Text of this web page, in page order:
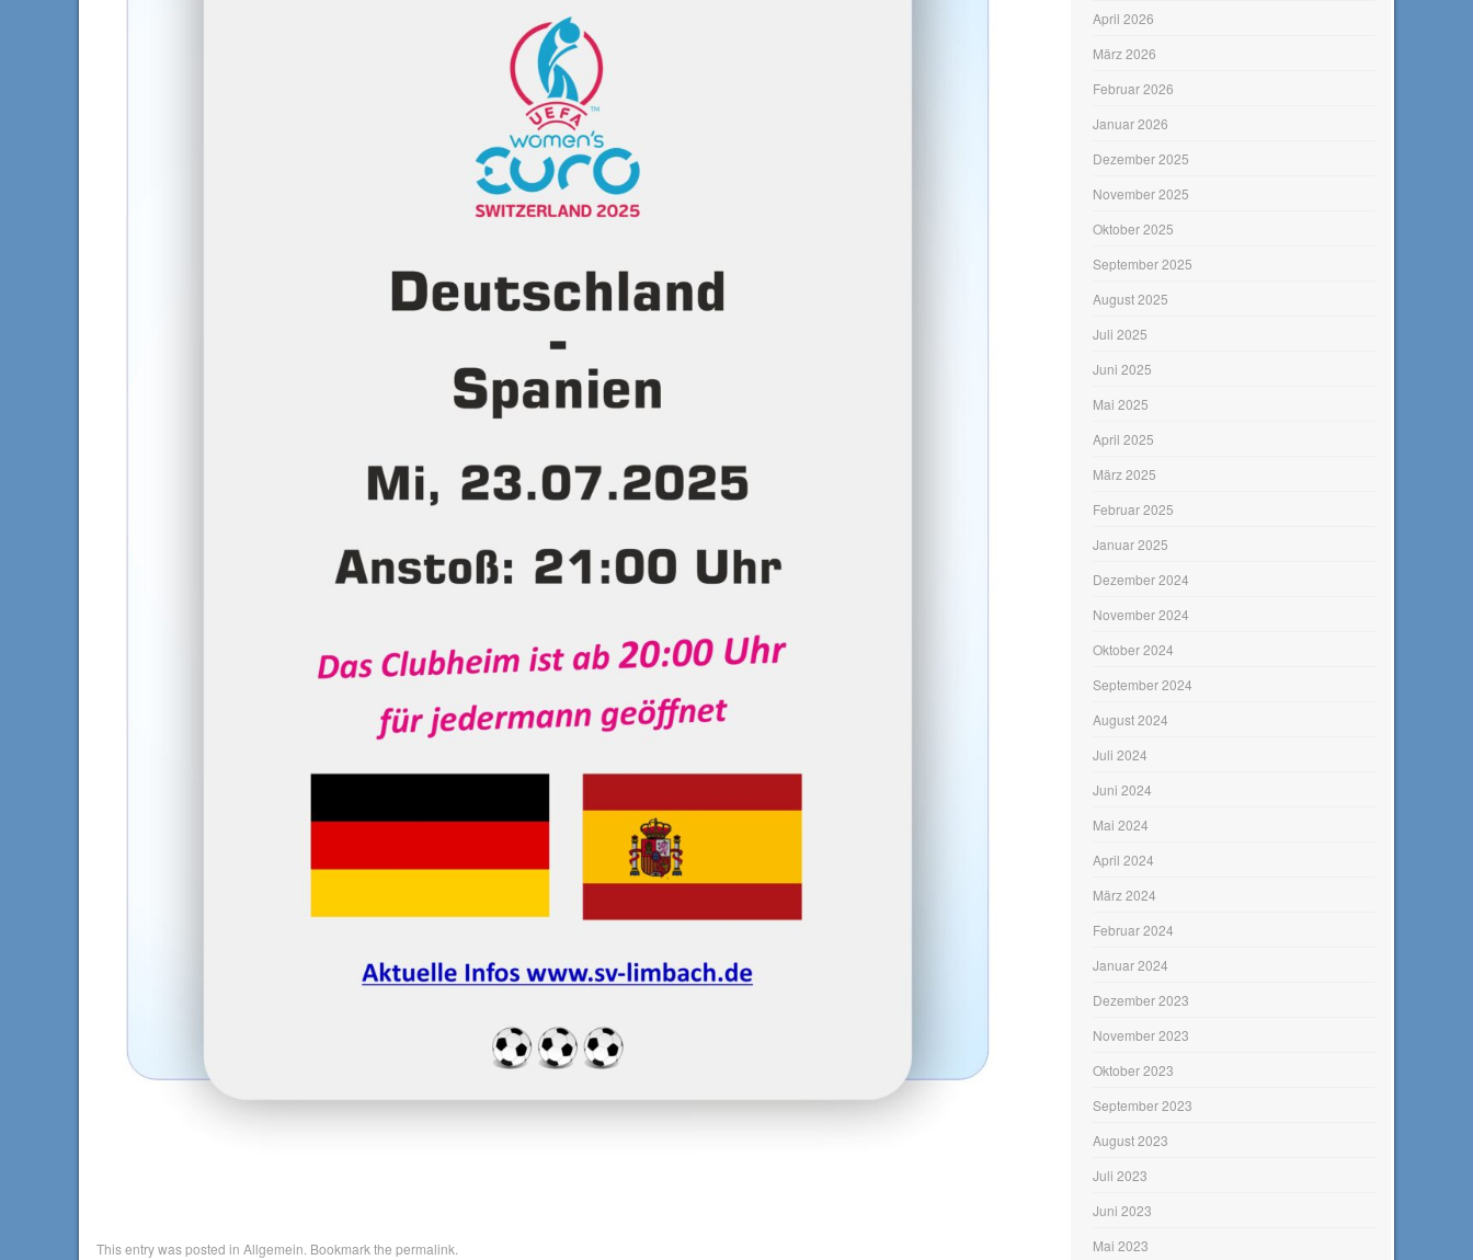
This entry was posted in Allgemein . Bookmark the permalink
April 2026
März 2026
Februar 2026
Januar 2026
Dezember 2025
November 2025
Oktober 2025
September 2025
August 2025
Juli 2025
Juni 2025
Mai 2025
April 2025
März 2025
Februar 2025
Januar 2025
Dezember 2024
November 2024
Oktober 2024
September 2024
August 2024
Juli 2024
Juni 2024
Mai 2024
April 2024
März 2024
Februar 2024
Januar 2024
Dezember 2023
November 2023
Oktober 2023
September 2023
August 2023
Juli 2023
Juni 2023
Mai 2023